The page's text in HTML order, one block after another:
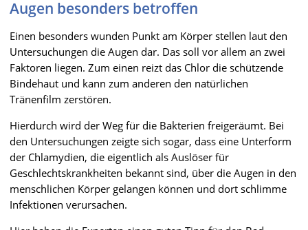
Augen besonders betroffen
Einen besonders wunden Punkt am Körper stellen laut den
Untersuchungen die Augen dar. Das soll vor allem an zwei
Faktoren liegen. Zum einen reizt das Chlor die schützende
Bindehaut und kann zum anderen den natürlichen
Tränenfilm zerstören.
Hierdurch wird der Weg für die Bakterien freigeräumt. Bei
den Untersuchungen zeigte sich sogar, dass eine Unterform
der Chlamydien, die eigentlich als Auslöser für
Geschlechtskrankheiten bekannt sind, über die Augen in den
menschlichen Körper gelangen können und dort schlimme
Infektionen verursachen.